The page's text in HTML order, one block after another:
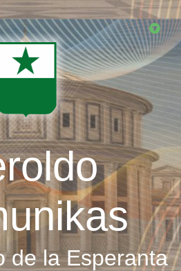
de la Esperanta